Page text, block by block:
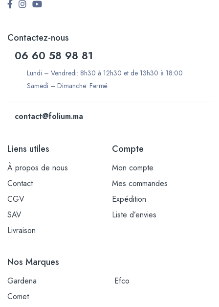
Contactez-nous
06 60 58 98 81
Lundi – Vendredi: 8h30 à 12h30 et de 13h30 à 18:00
Samedi – Dimanche: Fermé
contact@folium.ma
Liens utiles
À propos de nous
Contact
CGV
SAV
Livraison
Compte
Mon compte
Mes commandes
Expédition
Liste d’envies
Nos Marques
Gardena
Efco
Comet